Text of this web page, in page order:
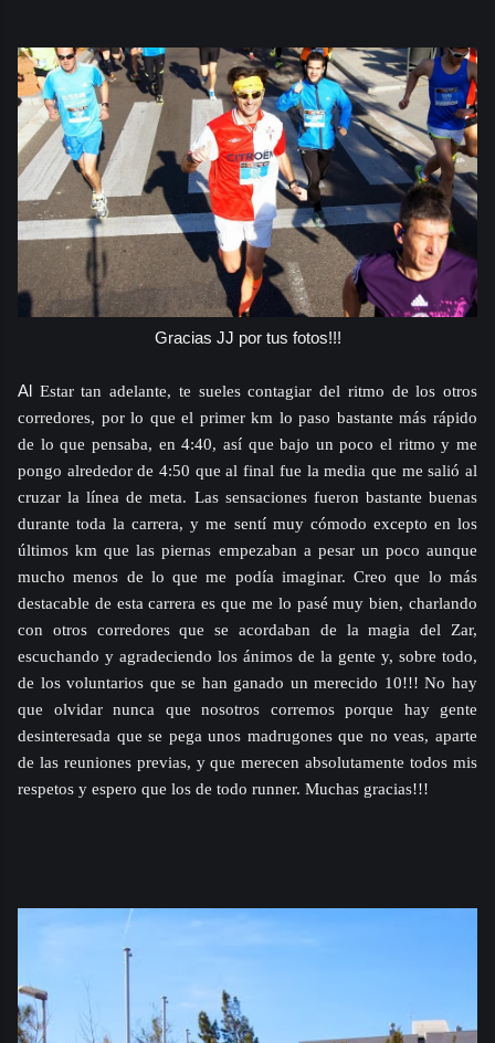
Gracias JJ por tus fotos!!!
Al Estar tan adelante, te sueles contagiar del ritmo de los otros
corredores, por lo que el primer km lo paso bastante más rápido
de lo que pensaba, en 4:40, así que bajo un poco el ritmo y me
pongo alrededor de 4:50 que al final fue la media que me salió al
cruzar la línea de meta. Las sensaciones fueron bastante buenas
durante toda la carrera, y me sentí muy cómodo excepto en los
últimos km que las piernas empezaban a pesar un poco aunque
mucho menos de lo que me podía imaginar. Creo que lo más
destacable de esta carrera es que me lo pasé muy bien, charlando
con otros corredores que se acordaban de la magia del Zar,
escuchando y agradeciendo los ánimos de la gente y, sobre todo,
de los voluntarios que se han ganado un merecido 10!!! No hay
que olvidar nunca que nosotros corremos porque hay gente
desinteresada que se pega unos madrugones que no veas, aparte
de las reuniones previas, y que merecen absolutamente todos mis
respetos y espero que los de todo runner. Muchas gracias!!!